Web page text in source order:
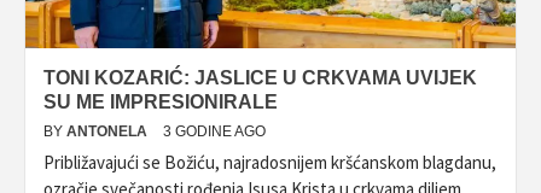
TONI KOZARIĆ: JASLICE U CRKVAMA UVIJEK
SU ME IMPRESIONIRALE
BY ANTONELA 3 GODINE AGO
Približavajući se Božiću, najradosnijem kršćanskom blagdanu,